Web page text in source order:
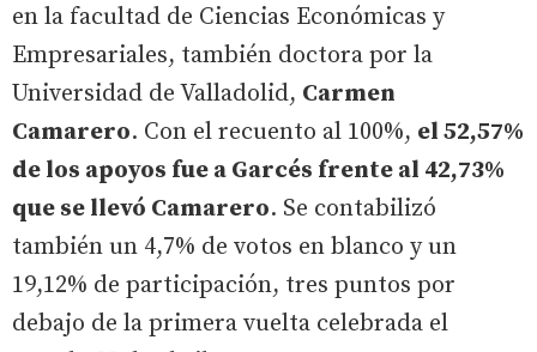
en la facultad de Ciencias Económicas y
Empresariales, también doctora por la
Universidad de Valladolid, Carmen
Camarero. Con el recuento al 100%, el 52,57%
de los apoyos fue a Garcés frente al 42,73%
que se llevó Camarero. Se contabilizó
también un 4,7% de votos en blanco y un
19,12% de participación, tres puntos por
debajo de la primera vuelta celebrada el